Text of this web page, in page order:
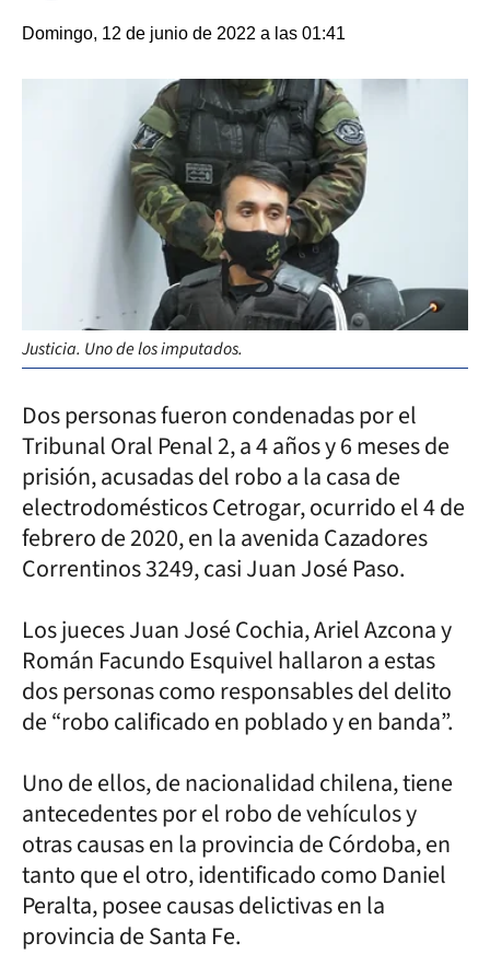
Domingo, 12 de junio de 2022 a las 01:41
Justicia. Uno de los imputados.
Dos personas fueron condenadas por el
Tribunal Oral Penal 2, a 4 años y 6 meses de
prisión, acusadas del robo a la casa de
electrodomésticos Cetrogar, ocurrido el 4 de
febrero de 2020, en la avenida Cazadores
Correntinos 3249, casi Juan José Paso.
Los jueces Juan José Cochia, Ariel Azcona y
Román Facundo Esquivel hallaron a estas
dos personas como responsables del delito
de “robo calificado en poblado y en banda”.
Uno de ellos, de nacionalidad chilena, tiene
antecedentes por el robo de vehículos y
otras causas en la provincia de Córdoba, en
tanto que el otro, identificado como Daniel
Peralta, posee causas delictivas en la
provincia de Santa Fe.